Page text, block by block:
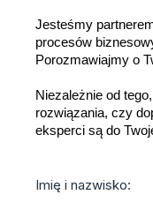
Jesteśmy
procesów
Porozmawiajmy o
Niezależnie od
rozwiązania, czy
eksperci są do
Imię i nazwisko: